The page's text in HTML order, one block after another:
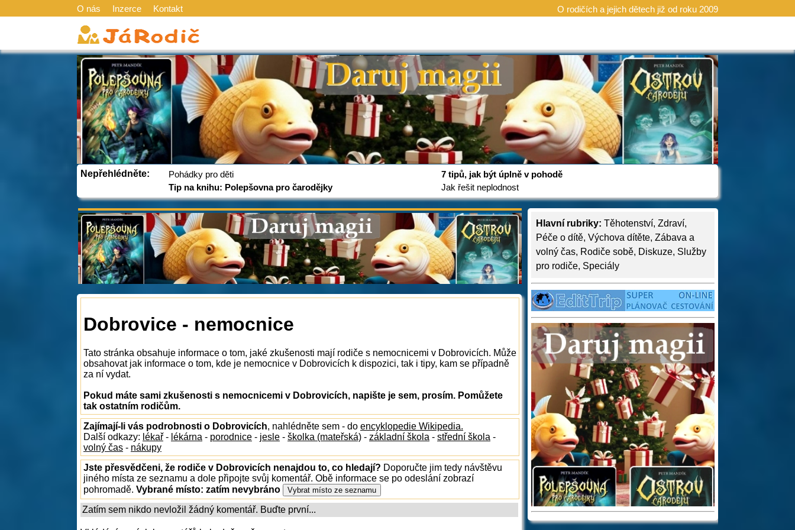
O nás Inzerce Kontakt O rodičích a jejich dětech již od roku 2009
Nepřehlédněte:
Pohádky pro děti
Tip na knihu: Polepšovna pro čarodějky
7 tipů, jak být úplně v pohodě
Jak řešit neplodnost
Hlavní rubriky: Těhotenství, Zdraví,
Péče o dítě, Výchova dítěte, Zábava a
volný čas, Rodiče sobě, Diskuze, Služby
pro rodiče, Speciály
Dobrovice - nemocnice
Tato stránka obsahuje informace o tom, jaké zkušenosti mají rodiče s nemocnicemi v Dobrovicích. Může
obsahovat jak informace o tom, kde je nemocnice v Dobrovicích k dispozici, tak i tipy, kam se případně
za ní vydat.
Pokud máte sami zkušenosti s nemocnicemi v Dobrovicích, napište je sem, prosím. Pomůžete
tak ostatním rodičům.
Zajímají-li vás podrobnosti o Dobrovicích, nahlédněte sem - do encyklopedie Wikipedia.
Další odkazy: lékař - lékárna - porodnice - jesle - školka (mateřská) - základní škola - střední škola -
volný čas - nákupy
Jste přesvědčeni, že rodiče v Dobrovicích nenajdou to, co hledají? Doporučte jim tedy návštěvu
jiného místa ze seznamu a dole připojte svůj komentář. Obě informace se po odeslání zobrazí
pohromadě. Vybrané místo: zatím nevybráno
Zatím sem nikdo nevložil žádný komentář. Buďte první...